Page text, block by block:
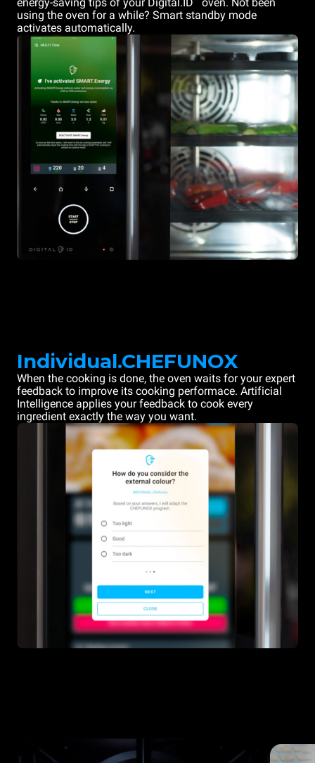
using the oven for a while? Smart standby mode
activates automatically.
Individual.CHEFUNOX
When the cooking is done, the oven waits for your expert
feedback to improve its cooking performace. Artificial
Intelligence applies your feedback to cook every
ingredient exactly the way you want.